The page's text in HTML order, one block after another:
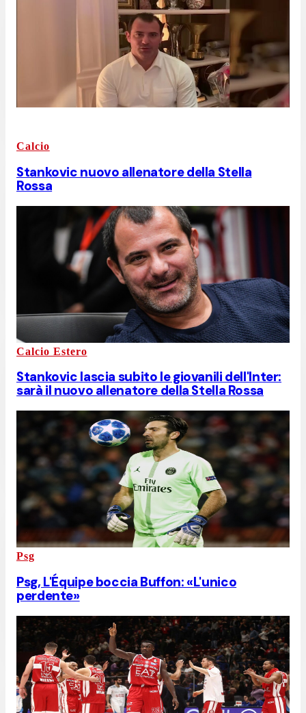
Calcio
Stankovic nuovo allenatore della Stella
Rossa
Calcio Estero
Stankovic lascia subito le giovanili dell'Inter:
sarà il nuovo allenatore della Stella Rossa
Psg
Psg, L'Équipe boccia Buffon: «L'unico
perdente»